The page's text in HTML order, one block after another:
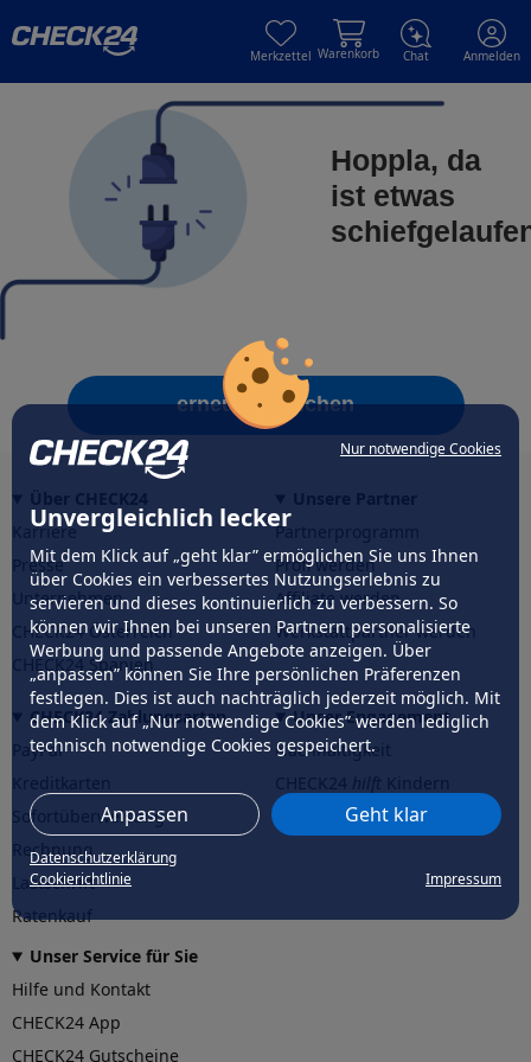
Nur notwendige Cookies
Unvergleichlich lecker
Mit dem Klick auf „geht klar” ermöglichen Sie uns Ihnen
über Cookies ein verbessertes Nutzungserlebnis zu
servieren und dieses kontinuierlich zu verbessern. So
können wir Ihnen bei unseren Partnern personalisierte
Werbung und passende Angebote anzeigen. Über
„anpassen” können Sie Ihre persönlichen Präferenzen
festlegen. Dies ist auch nachträglich jederzeit möglich. Mit
dem Klick auf „Nur notwendige Cookies” werden lediglich
technisch notwendige Cookies gespeichert.
Anpassen Geht klar
Datenschutzerklärung
Cookierichtlinie
Impressum
Merkzettel Warenkorb Chat Anmelden
Hoppla, da
ist etwas
erneut versuchen
Karriere
Presse
Unternehmen
CHECK24 Österreich
CHECK24 Spanien
Partnerprogramm
Profi werden
Affiliate werden
Werkstattpartner werden
CHECK24 Zahlungsarten
PayPal
Sofortüberweisung
Rechnung
Lastschrift
Ratenkauf
Unser Engagement
Nachhaltigkeit
CHECK24hilftder Natur
Unser Service für Sie
Hilfe und Kontakt
CHECK24 App
CHECK24 Gutscheine